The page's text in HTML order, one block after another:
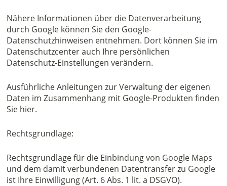
Nähere Informationen über die Datenverarbeitung
durch Google können Sie den Google-
Datenschutzhinweisen entnehmen. Dort können Sie im
Datenschutzcenter auch Ihre persönlichen
Datenschutz-Einstellungen verändern.
Ausführliche Anleitungen zur Verwaltung der eigenen
Daten im Zusammenhang mit Google-Produkten finden
Sie hier.
Rechtsgrundlage:
Rechtsgrundlage für die Einbindung von Google Maps
und dem damit verbundenen Datentransfer zu Google
ist Ihre Einwilligung (Art. 6 Abs. 1 lit. a DSGVO).